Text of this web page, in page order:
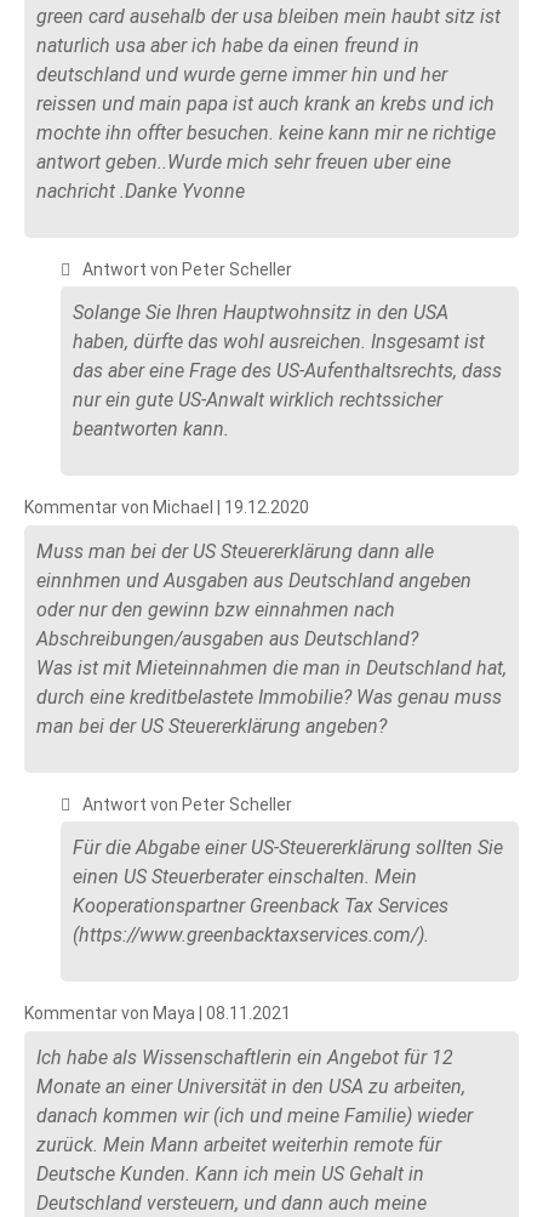
green card ausehalb der usa bleiben mein haubt sitz ist
naturlich usa aber ich habe da einen freund in
deutschland und wurde gerne immer hin und her
reissen und main papa ist auch krank an krebs und ich
mochte ihn offter besuchen. keine kann mir ne richtige
antwort geben..Wurde mich sehr freuen uber eine
nachricht .Danke Yvonne
Antwort von Peter Scheller
Solange Sie Ihren Hauptwohnsitz in den USA
haben, dürfte das wohl ausreichen. Insgesamt ist
das aber eine Frage des US-Aufenthaltsrechts, dass
nur ein gute US-Anwalt wirklich rechtssicher
beantworten kann.
Kommentar von Michael | 19.12.2020
Muss man bei der US Steuererklärung dann alle
einnhmen und Ausgaben aus Deutschland angeben
oder nur den gewinn bzw einnahmen nach
Abschreibungen/ausgaben aus Deutschland?
Was ist mit Mieteinnahmen die man in Deutschland hat,
durch eine kreditbelastete Immobilie? Was genau muss
man bei der US Steuererklärung angeben?
Antwort von Peter Scheller
Für die Abgabe einer US-Steuererklärung sollten Sie
einen US Steuerberater einschalten. Mein
Kooperationspartner Greenback Tax Services
(https://www.greenbacktaxservices.com/).
Kommentar von Maya | 08.11.2021
Ich habe als Wissenschaftlerin ein Angebot für 12
Monate an einer Universität in den USA zu arbeiten,
danach kommen wir (ich und meine Familie) wieder
zurück. Mein Mann arbeitet weiterhin remote für
Deutsche Kunden. Kann ich mein US Gehalt in
Deutschland versteuern, und dann auch meine